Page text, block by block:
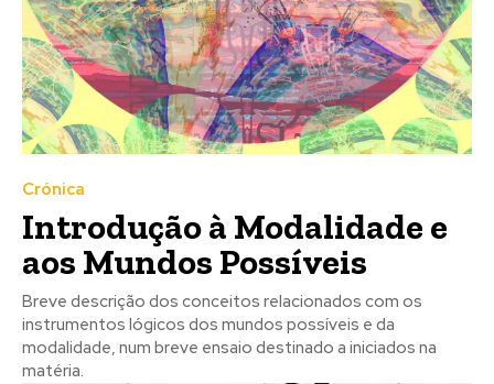
Crónica
Introdução à Modalidade e
aos Mundos Possíveis
Breve descrição dos conceitos relacionados com os
instrumentos lógicos dos mundos possíveis e da
modalidade, num breve ensaio destinado a iniciados na
matéria.